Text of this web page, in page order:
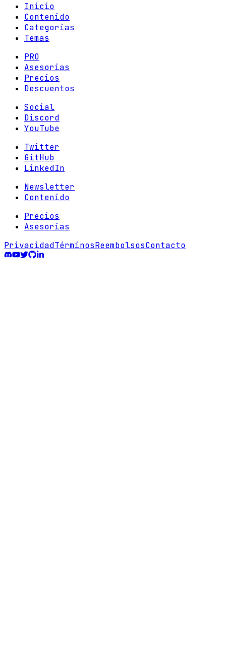
Inicio
Contenido
Categorias
Temas
PRO
Asesorias
Precios
Descuentos
Social
Discord
YouTube
Twitter
GitHub
LinkedIn
Newsletter
Contenido
Precios
Asesorias
PrivacidadTérminosReembolsosContacto